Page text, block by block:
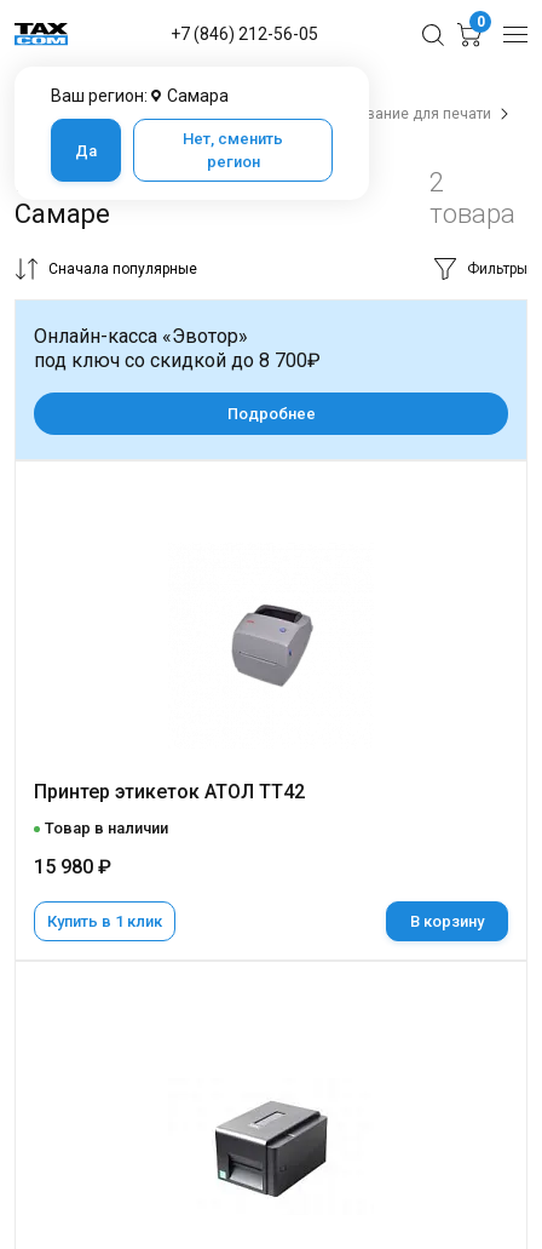
Ваш регион: Самара
Да
Нет, сменить
регион
+7 (846) 212-56-05
0
Оборудование для печати
Оборудование для печати
Принтер для Wildberries в
Самаре
2
товара
Сначала популярные Фильтры
Принтер этикеток АТОЛ ТТ42
Товар в наличии
15 980 ₽
Купить в 1 клик В корзину
Онлайн-касса «Эвотор»
под ключ со скидкой до 8 700₽
Подробнее